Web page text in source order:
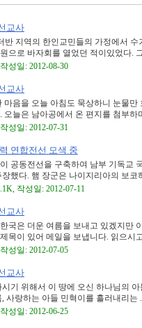
교사
반 지역의 한인교민들의 가정에서
으로 바자회를 열었던 적이있었다.
성일: 2012-08-30
교사
마음을 오늘 아침도 묵상하니 눈물
오늘은 남아공에서 온 편지를 첨부하
성일: 2012-07-31
연합전선 모색 중
공동전선을 구축하여 남부 기독교
했다. 햄 장군은 나이지리아의 보코
작성일: 2012-07-11
교사
국은 더운 여름을 보내고 있겠지만
목이 있어 메일을 보냅니다. 읽으시
성일: 2012-07-05
교사
기 위해서 이 땅에 오신 하나님의
랑하는 아들 민혁이를 흘러내리는
성일: 2012-06-25